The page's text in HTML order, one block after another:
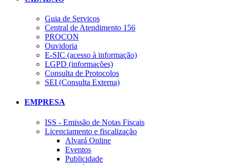
Guia de Serviços
Central de Atendimento 156
PROCON
Ouvidoria
E-SIC (acesso à informação)
LGPD (informações)
Consulta de Protocolos
SEI (Consulta Externa)
EMPRESA
ISS - Emissão de Notas Fiscais
Licenciamento e fiscalização
Alvará Online
Eventos
Publicidade